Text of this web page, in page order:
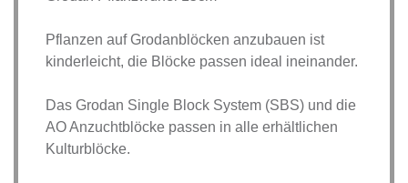
Pflanzen auf Grodanblöcken anzubauen ist
kinderleicht, die Blöcke passen ideal ineinander.
Das Grodan Single Block System (SBS) und die
AO Anzuchtblöcke passen in alle erhältlichen
Kulturblöcke.